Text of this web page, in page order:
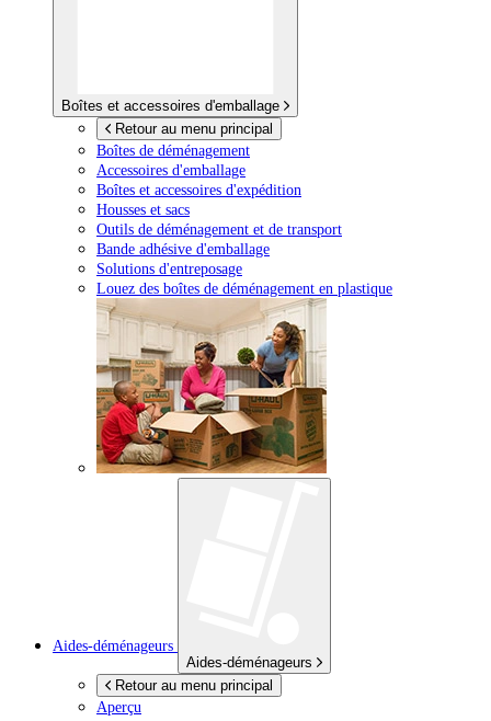
Boîtes et accessoires d'emballage
Retour au menu principal
Boîtes de déménagement
Accessoires d'emballage
Boîtes et accessoires d'expédition
Housses et sacs
Outils de déménagement et de transport
Bande adhésive d'emballage
Solutions d'entreposage
Louez des boîtes de déménagement en plastique
Aides-déménageurs
Aides-déménageurs
Retour au menu principal
Aperçu